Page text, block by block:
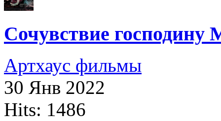
Сочувствие господину
Артхаус фильмы
30 Янв 2022
Hits: 1486